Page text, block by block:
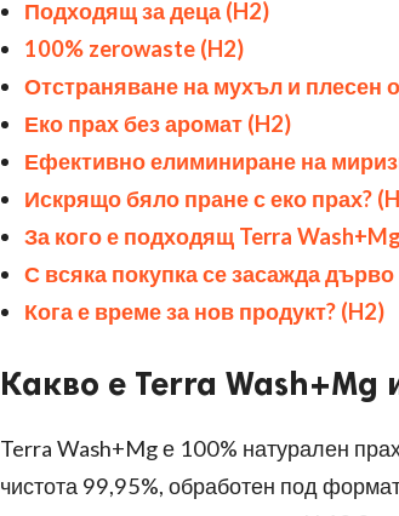
Подходящ за деца (H2)
100% zerowaste (H2)
Отстраняване на мухъл и плесен
Еко прах без аромат (H2)
Ефективно елиминиране на
Искрящо бяло пране с еко прах? (
За кого е подходящ Terra Wash+Mg
С всяка покупка се засажда дърво
Кога е време за нов продукт? (H2)
Какво е Terra Wash+Mg
Terra Wash+Mgе 100% натурален
чистота 99,95%, обработен под